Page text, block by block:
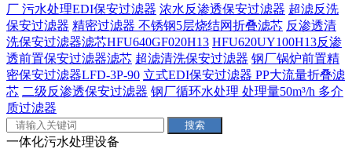
厂 污水处理EDI保安过滤器 浓水反渗透保安过滤器 超滤反洗
保安过滤器 精密过滤器 不锈钢5层烧结网折叠滤芯 反渗透清
洗保安过滤器滤芯HFU640GF020H13 HFU620UY100H13反渗
透前置保安过滤器滤芯 超滤清洗保安过滤器 钢厂锅炉前置精
密保安过滤器LFD-3P-90 立式EDI保安过滤器 PP大流量折叠滤
芯 二级反渗透保安过滤器 钢厂循环水处理 处理量50m³/h 多介
质过滤器
一体化污水处理设备